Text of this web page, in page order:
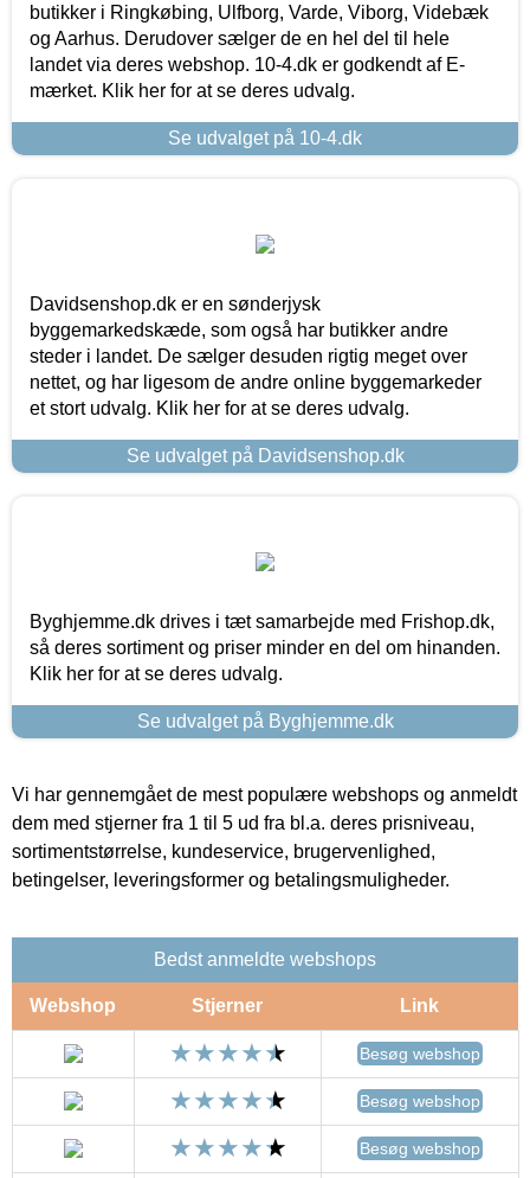
butikker i Ringkøbing, Ulfborg, Varde, Viborg, Videbæk
og Aarhus. Derudover sælger de en hel del til hele
landet via deres webshop. 10-4.dk er godkendt af E-
mærket. Klik her for at se deres udvalg.
Se udvalget på 10-4.dk
Davidsenshop.dk er en sønderjysk
byggemarkedskæde, som også har butikker andre
steder i landet. De sælger desuden rigtig meget over
nettet, og har ligesom de andre online byggemarkeder
et stort udvalg. Klik her for at se deres udvalg.
Se udvalget på Davidsenshop.dk
Byghjemme.dk drives i tæt samarbejde med Frishop.dk,
så deres sortiment og priser minder en del om hinanden.
Klik her for at se deres udvalg.
Se udvalget på Byghjemme.dk
Vi har gennemgået de mest populære webshops og anmeldt
dem med stjerner fra 1 til 5 ud fra bl.a. deres prisniveau,
sortimentstørrelse, kundeservice, brugervenlighed,
betingelser, leveringsformer og betalingsmuligheder.
Bedst anmeldte webshops
Webshop Stjerner Link
Besøg webshop
Besøg webshop
Besøg webshop